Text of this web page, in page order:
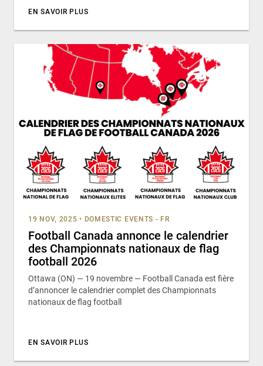
EN SAVOIR PLUS
19 NOV, 2025 • DOMESTIC EVENTS - FR
Football Canada annonce le calendrier
des Championnats nationaux de flag
football 2026
Ottawa (ON) — 19 novembre — Football Canada est fière
d’annoncer le calendrier complet des Championnats
nationaux de flag football
EN SAVOIR PLUS